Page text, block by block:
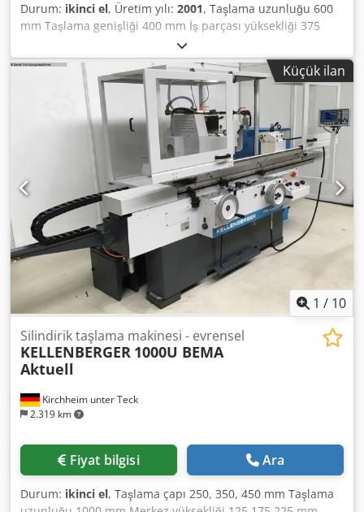
Durum: ikinci el, Üretim yılı: 2001, Taşlama uzunluğu 600
mm Taşlama genişliği 400 mm İş parçası yüksekliği 375
mm Dijital gösterge 2 eksen HEIDENHAIN Tabla ölçüsü 650
x 350 mm Maks. tabla yükü 400 kg Manyetik tabla 600 x
350 mm Taşlama milinin ortası ile tabla arası mesafe 525
mm Tabla boylamasına hareket 650 mm Tabla enine
hareket 350 mm Tabla ilerleme hızı 2 - 28 m/dk Taşlama
taşı ölçüsü 300 x 30 x 76,2 mm Tepe düzeltici aparatı
Çalışma gerilimi 400 V Toplam güç ihtiyacı 11,0 kW Makine
ağırlığı yaklaşık 2,1 t Alan ihtiyacı yaklaşık 2,20 x 1,70 x 2,25
m Bant filtre sistemi 1,00 x 0,75 x 0,80 m Elektrik panosu
0,90 x 0,40 x 2,25 m - Fabrika No.: 18090201 Dkedpfxjy Ehw
Ij Abpor - otomatik dik ilerleme - elektrikli el çarkı - Dijital
gösterge 2 eksen HEIDENHAIN - Tepe düzeltici aparat -
Soğutma sıvısı sistemi - Bant filtre sistemi
Küçük ilan
1 / 10
Kirchheim unter Teck
2.319 km
Silindirik taşlama makinesi - evrensel
KELLENBERGER 1000U BEMA
Aktuell
Fiyat bilgisi Ara
Durum: ikinci el, Taşlama çapı 250, 350, 450 mm Taşlama